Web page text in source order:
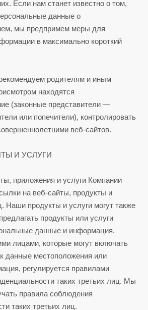
Если нам станет известно о том,
данные о
мы предпримем меры для
в максимально короткий
родителям и иным
находятся
(законные представители —
или попечители), контролировать
веб-сайтов.
И УСЛУГИ
приложения и услуги Компании
на веб-сайты, продукты и
Наши продукты и услуги могут также
продукты или услуги
данные и информация,
лицами, которые могут включать
данные местоположения или
регулируется правилами
таких третьих лиц. Мы
правила соблюдения
таких третьих лиц.